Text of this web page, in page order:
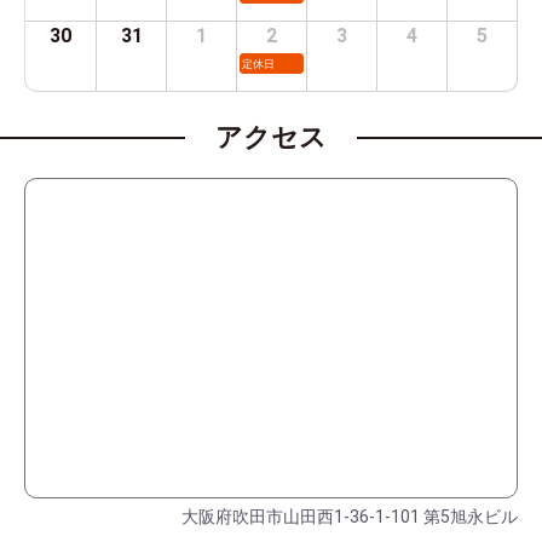
30 31 1 2
定休日
3 4 5
アクセス
大阪府吹田市山田西1-36-1-101 第5旭永ビル